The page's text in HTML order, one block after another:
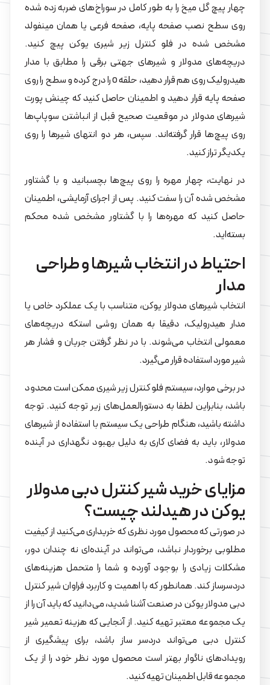
چهار پیچ گل میخ را به طور کامل در سوراخ‌های ضربه زده شده
روی سطح نصب صفحه پایه، صفحه فرعی یا همان مینفولد
مشخص شده در فلو کنترل زیر شیری یوکن پیچ کنید.
دریچه‌های مدولار و شیرهای جهتی برقی را مطابق با مدار
هیدرولیک روی هم قرار دهید، حلقه o را درج کرده و سطح را روی
صفحه پایه قرار دهید و اطمینان حاصل کنید که چینش پورت
شیرهای مدولار در موقعیت صحیح قبل از انباشتن سوپاپ‌ها
روی پیچ‌ها قرار گرفته‌اند. سپس، هر دو انتهای شیرها را روی
یکدیگر تراز کنید.
در نهایت، چهار مهره را روی پیچ‌ها بچسبانید و با گشتاور
مشخص شده آن را سفت کنید. پس از اجرای آزمایشی، اطمینان
حاصل کنید که مهره‌ها را با گشتاور مشخص شده محکم
بسته‌اید.
احتیاط در انتخاب شیرها و طراحی
مدار
انتخاب شیرهای مدولار یوکن، متناسب با یک عملکرد خاص یا
مدار هیدرولیک، دقیقا به همان روشی استکه دریچه‌های
معمولی انتخاب می‌شوند. با در نظر گرفتن جریان و فشار هر
شیر مورد استفاده قرار می‌گیرد.
در برخی موارد، سیستم فلو کنترل زیر شیری ممکن است محدود
باشد، بنابراین لطفا به دستورالعمل‌های زیر توجه کنید. توجه
داشته باشید، هنگام طراحی یک سیستم با استفاده از شیرهای
مدولار، باید به فضای کاری به دلیل بهبود نگهداری در آینده
توجه شود.
مزایای خرید شیر کنترل دبی مدولار
یوکن در هیدلند چیست؟
در صورتی که محصول مورد نظری که خریداری می‌کنید از کیفیت
مطلوبی برخوردار نباشد، می‌تواند در آینده‌ای نه چندان دور،
مشکلات زیادی را بوجود آورده و شما را متحمل هزینه‌های
دردسرساز کند. همانطور که با اهمیت و کاربرد فراوان شیر کنترل
دبی مدولار یوکن در صنعت آشنا شدید، می‌دانید که باید آن را از
یک مجموعه معتبر تهیه کنید. از آنجایی که هزینه تعمیر شیر
کنترل دبی می‌تواند دردسر ساز باشد، برای پیشگیری از
رویدادهای ناگوار بهتر است محصول مورد نظر خود را از یک
مجموعه قابل اطمینان تهیه کنید.